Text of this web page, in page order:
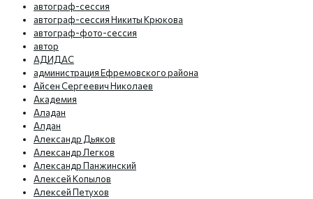
автограф-сессия
автограф-сессия Никиты Крюкова
автограф-фото-сессия
автор
АДИДАС
администрация Ефремовского района
Айсен Сергеевич Николаев
Академия
Аладан
Алдан
Александр Дьяков
Александр Легков
Александр Панжинский
Алексей Копылов
Алексей Петухов